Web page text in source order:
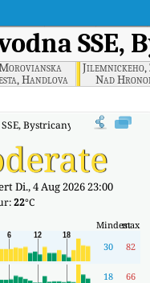
SSE,
Handlova
Nad
Bystricany Echtzeit-
Di., 4 Aug 2026 23:00
22°C
Mindestmax
30 82
18 66